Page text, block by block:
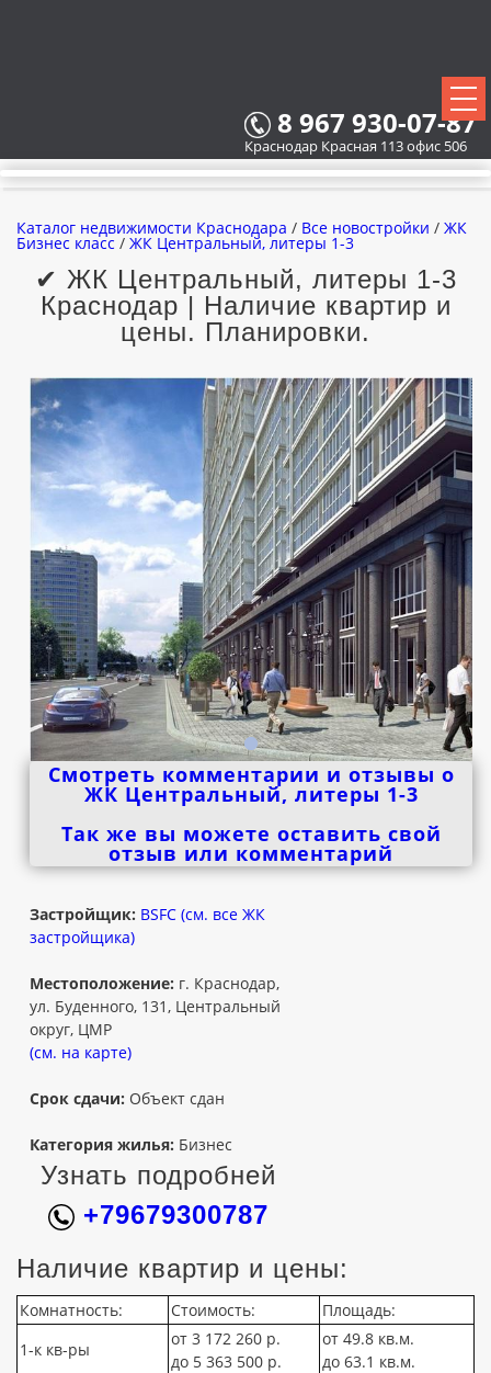
8 967 930-07-87
Краснодар Красная 113 офис 506
ВСЕ НОВОСТРОЙКИ
ЗАСТРОЙЩИКИ
ВСЕ КОТТЕДЖНЫЕ ПОСЕЛКИ
Каталог недвижимости Краснодара / Все новостройки / ЖК
Бизнес класс / ЖК Центральный, литеры 1-3
✔ ЖК Центральный, литеры 1-3
Краснодар | Наличие квартир и
цены. Планировки.
Смотреть комментарии и отзывы о
ЖК Центральный, литеры 1-3
Так же вы можете оставить свой
отзыв или комментарий
Застройщик: BSFC (см. все ЖК
застройщика)
Местоположение: г. Краснодар,
ул. Буденного, 131, Центральный
округ, ЦМР
(см. на карте)
Срок сдачи: Объект сдан
Категория жилья: Бизнес
Узнать подробней
+79679300787
Наличие квартир и цены:
Комнатность: Стоимость:
Площадь:
1-к кв-ры
от 3 172 260 р.
до 5 363 500 р.
от 49.8 кв.м.
до 63.1 кв.м.